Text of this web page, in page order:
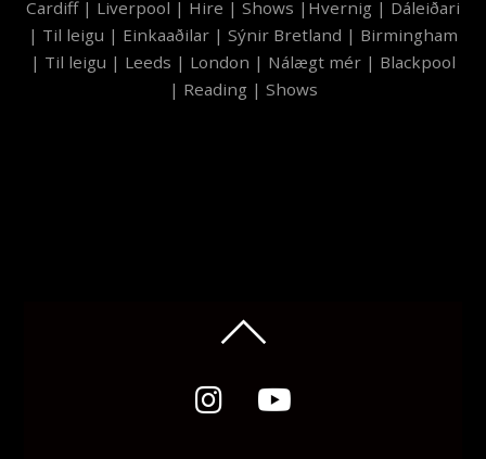
Cardiff| Liverpool | Hire | Shows | Hvernig | Dáleiðari
| Til leigu | Einkaaðilar | Sýnir Bretland | Birmingham
| Til leigu | Leeds | London | Nálægt mér | Blackpool
| Reading | Shows